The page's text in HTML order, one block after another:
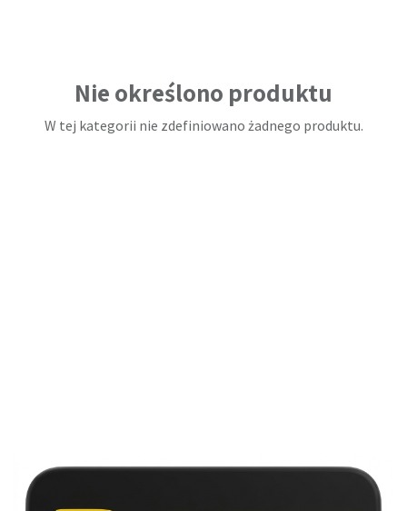
Nie określono produktu
W tej kategorii nie zdefiniowano żadnego produktu.